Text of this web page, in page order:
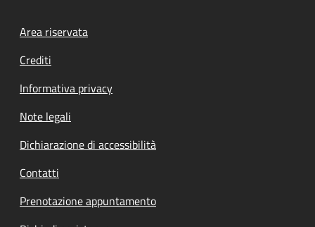
Footer menu
Area riservata
Crediti
Informativa privacy
Note legali
Dichiarazione di accessibilità
Contatti
Prenotazione appuntamento